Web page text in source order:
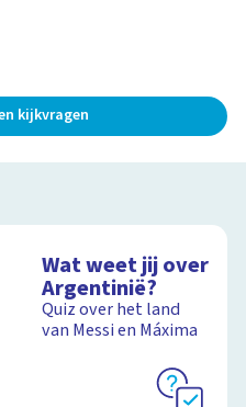
kijkvragen
Wat weet jij over
Argentinië?
Quiz over het land
van Messi en Máxima